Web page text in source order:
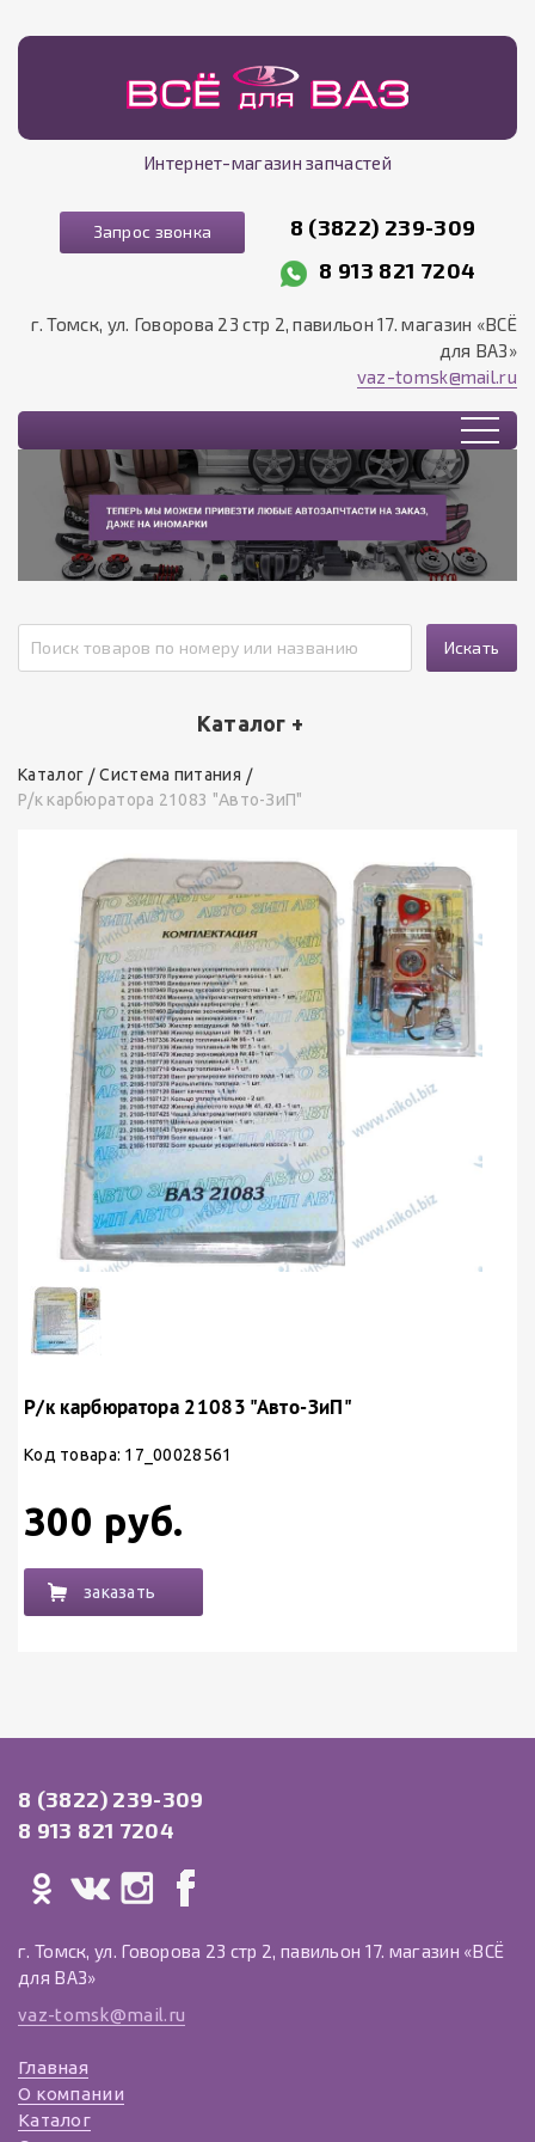
Интернет-магазин запчастей
Запрос звонка
8 (3822) 239-309
8 913 821 7204
г. Томск, ул. Говорова 23 стр 2, павильон 17. магазин «ВСЁ
для ВАЗ»
vaz-tomsk@mail.ru
Искать
Каталог +
Каталог
Система питания
Р/к карбюратора 21083 "Авто-ЗиП"
Р/к карбюратора 21083 "Авто-ЗиП"
Код товара: 17_00028561
300 руб.
заказать
8 (3822) 239-309
8 913 821 7204
г. Томск, ул. Говорова 23 стр 2, павильон 17. магазин «ВСЁ
для ВАЗ»
vaz-tomsk@mail.ru
Главная
О компании
Каталог